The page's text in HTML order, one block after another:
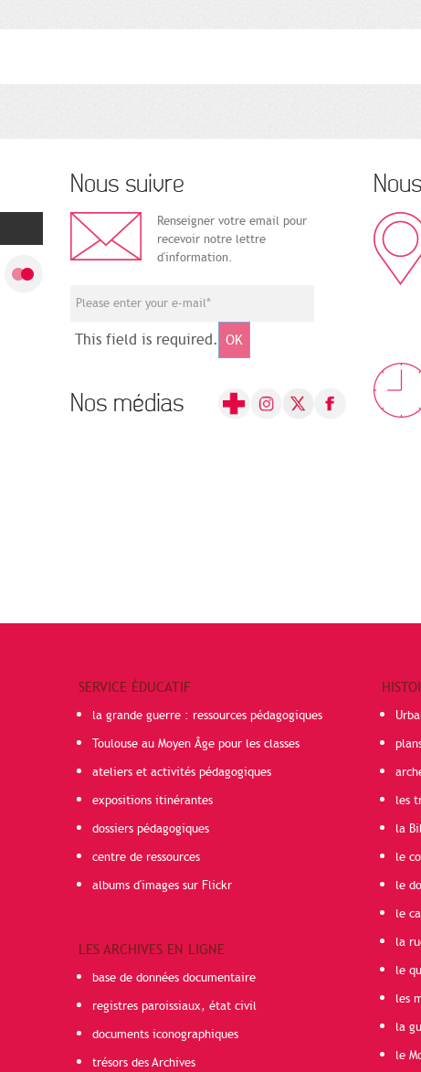
Nous suivre
Renseigner votre email pour
recevoir notre lettre
d'information.
This field is required. OK
Nos médias
SERVICE ÉDUCATIF
la grande guerre : ressources pédagogiques
Toulouse au Moyen Âge pour les classes
ateliers et activités pédagogiques
expositions itinérantes
dossiers pédagogiques
centre de ressources
albums d'images sur Flickr
LES ARCHIVES EN LIGNE
base de données documentaire
registres paroissiaux, état civil
documents iconographiques
trésors des Archives
les
la
le
le
le
la
le
les
la
le